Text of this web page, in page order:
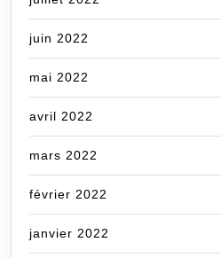
juin 2022
mai 2022
avril 2022
mars 2022
février 2022
janvier 2022